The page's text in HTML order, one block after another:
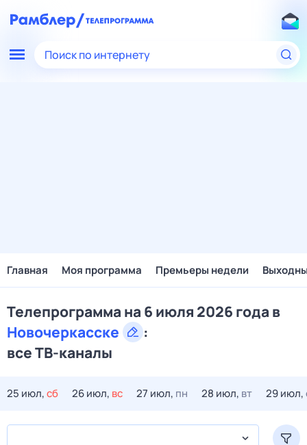
Поиск по интернету
Главная Моя программа Премьеры недели
Телепрограмма на 6 июля 2026 года в
Новочеркасске
:
все ТВ-каналы
25 июл,сб 26 июл, вс 27 июл, пн 28 июл, вт 29 июл,